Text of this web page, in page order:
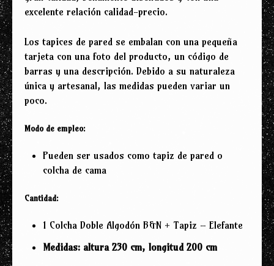
excelente relación calidad-precio.
Los tapices de pared se embalan con una pequeña
tarjeta con una foto del producto, un código de
barras y una descripción. Debido a su naturaleza
única y artesanal, las medidas pueden variar un
poco.
Modo de empleo:
Pueden ser usados como tapiz de pared o
colcha de cama
Cantidad:
1 Colcha Doble Algodón B&N + Tapiz – Elefante
Medidas: altura 230 cm, longitud 200 cm